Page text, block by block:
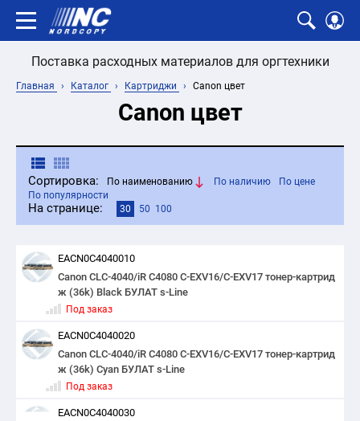
Поставка расходных материалов для оргтехники
Главная Каталог Картриджи Canon цвет
Canon цвет
Сортировка: По наименованию По наличию
По цене
По популярности
На странице: 30 50 100
EACN0C4040010
Canon CLC-4040/iR C4080 C-EXV16/C-EXV17 тонер-картрид
ж (36k) Black БУЛАТ s-Line
Под заказ
EACN0C4040020
Canon CLC-4040/iR C4080 C-EXV16/C-EXV17 тонер-картрид
ж (36k) Cyan БУЛАТ s-Line
Под заказ
EACN0C4040030